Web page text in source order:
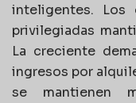
inteligentes. Los
privilegiadas
La creciente
ingresos por
se mantienen